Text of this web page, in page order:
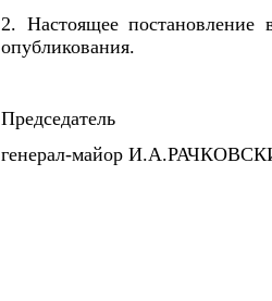
2. Настоящее постановление
опубликования.
Председатель
генерал-майор